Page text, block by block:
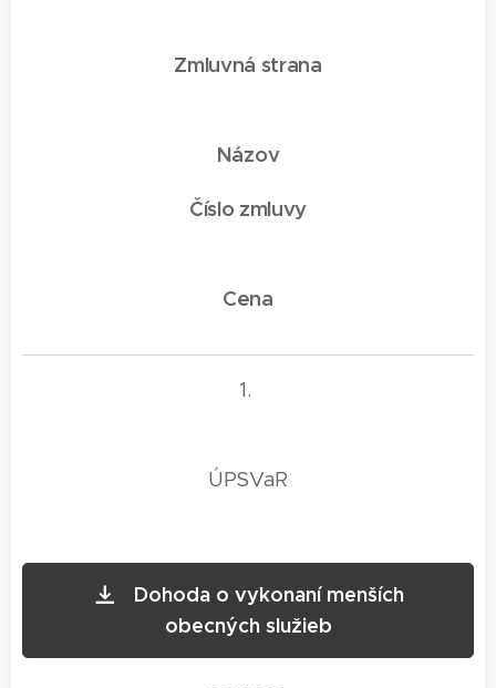
Zmluvná strana
Názov
Číslo zmluvy
Cena
1.
ÚPSVaR
Dohoda o vykonaní menších
obecných služieb